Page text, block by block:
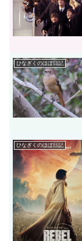
ひなぎくのほぼ日記
ひなぎくのほぼ日記